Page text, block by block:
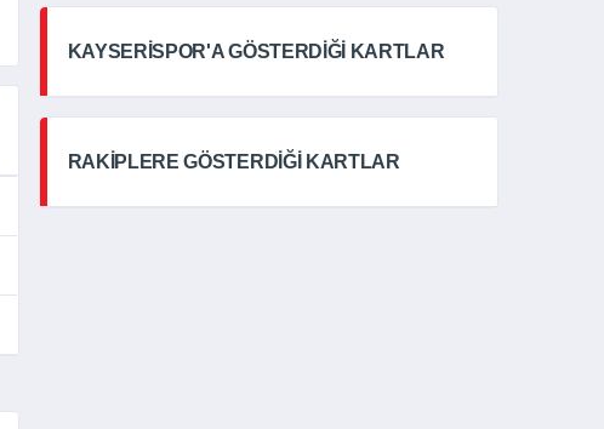
KAYSERİSPOR'A GÖSTERDİĞİ KARTLAR
RAKİPLERE GÖSTERDİĞİ KARTLAR